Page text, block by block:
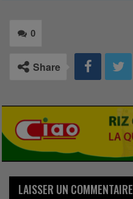
0
Share
LAISSER UN COMMENTAIRE